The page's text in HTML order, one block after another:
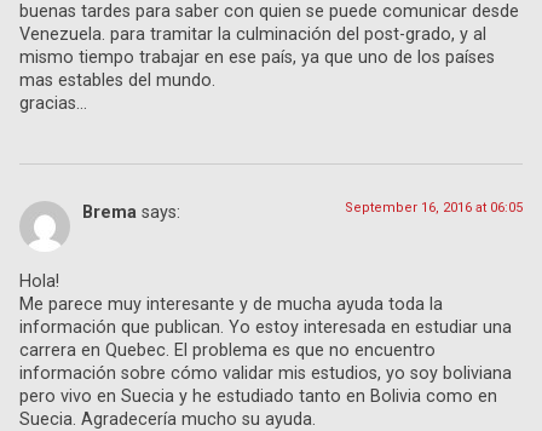
buenas tardes para saber con quien se puede comunicar desde
Venezuela. para tramitar la culminación del post-grado, y al
mismo tiempo trabajar en ese país, ya que uno de los países
mas estables del mundo.
gracias…
Brema says: September 16, 2016 at 06:05
Hola!
Me parece muy interesante y de mucha ayuda toda la
información que publican. Yo estoy interesada en estudiar una
carrera en Quebec. El problema es que no encuentro
información sobre cómo validar mis estudios, yo soy boliviana
pero vivo en Suecia y he estudiado tanto en Bolivia como en
Suecia. Agradecería mucho su ayuda.